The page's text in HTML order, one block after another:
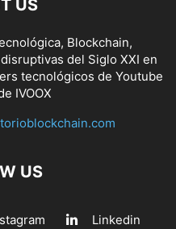
US
Blockchain,
del Siglo XXI en
tecnológicos de Youtube
IVOOX
US
Linkedin